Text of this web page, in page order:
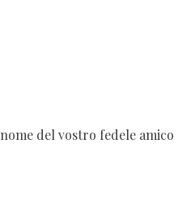
del vostro fedele amico